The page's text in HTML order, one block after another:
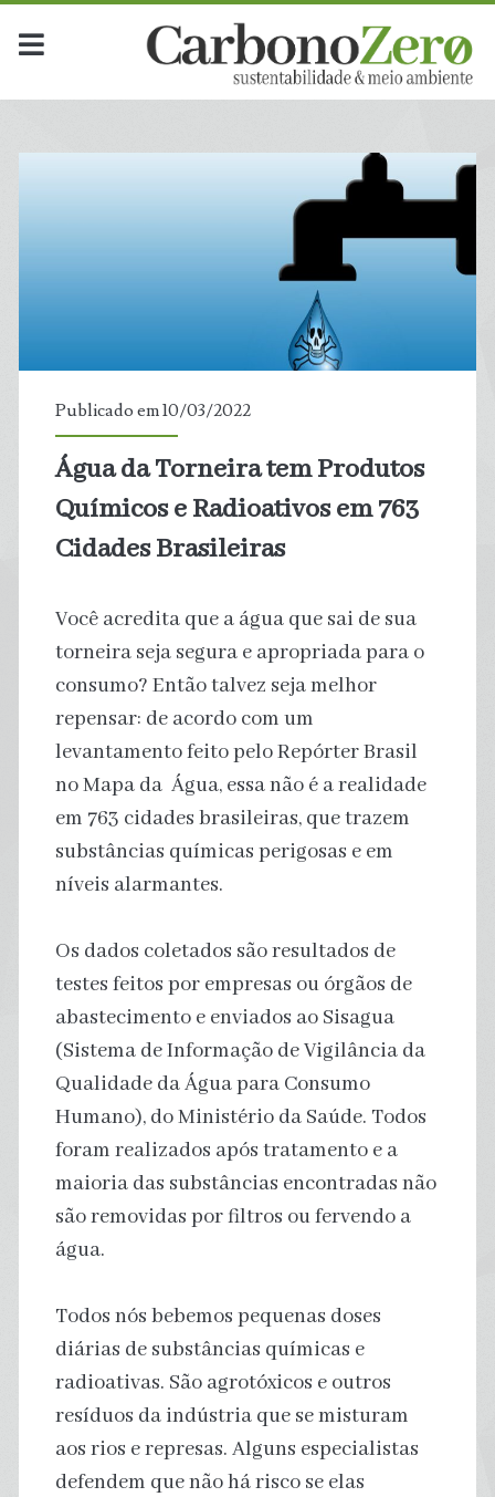
Publicado em 10/03/2022
Água da Torneira tem Produtos
Químicos e Radioativos em 763
Cidades Brasileiras
Você acredita que a água que sai de sua
torneira seja segura e apropriada para o
consumo? Então talvez seja melhor
repensar: de acordo com um
levantamento feito pelo Repórter Brasil
no Mapa da Água, essa não é a realidade
em 763 cidades brasileiras, que trazem
substâncias químicas perigosas e em
níveis alarmantes.
Os dados coletados são resultados de
testes feitos por empresas ou órgãos de
abastecimento e enviados ao Sisagua
(Sistema de Informação de Vigilância da
Qualidade da Água para Consumo
Humano), do Ministério da Saúde. Todos
foram realizados após tratamento e a
maioria das substâncias encontradas não
são removidas por filtros ou fervendo a
água.
Todos nós bebemos pequenas doses
diárias de substâncias químicas e
radioativas. São agrotóxicos e outros
resíduos da indústria que se misturam
aos rios e represas. Alguns especialistas
defendem que não há risco se elas